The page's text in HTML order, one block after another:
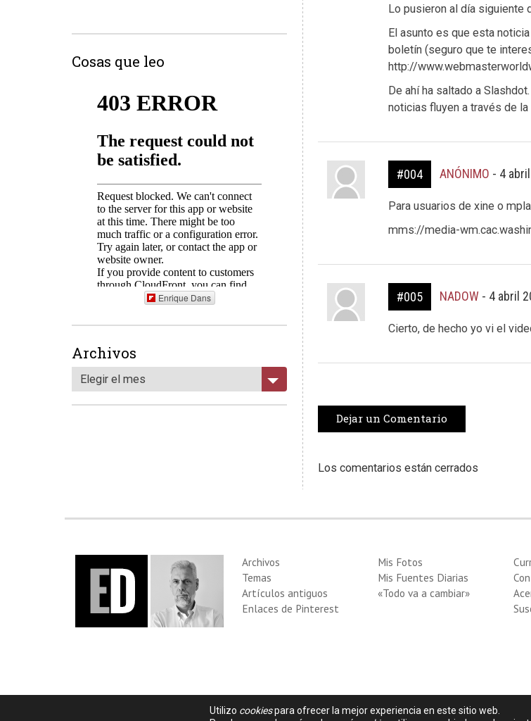
Lo pusieron al día siguiente
El asunto es que esta
boletín (seguro que te
http://
De ahí ha saltado a
noticias fluyen a través de la
#004 ANÓNIMO - 4
Para usuarios de xine o
mms://media-
#005 NADOW- 4 abril
Cierto, de hecho yo vi el
Dejar un Comentario
Los comentarios están cerrados
Cosas que leo
Enrique Dans
Archivos
Elegir el mes
Archivos
Temas
Artículos antiguos
Enlaces de Pinterest
Mis Fotos
Mis Fuentes Diarias
«Todo va a cambiar»
Utilizo cookiespara ofrecer la mejor experiencia en este sitio web.